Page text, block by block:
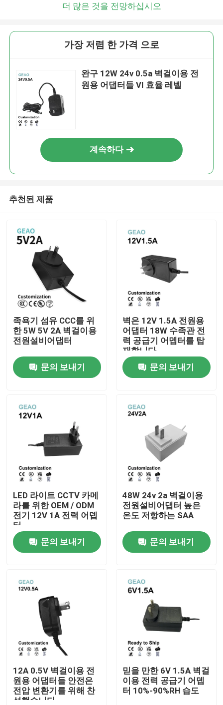
집
제품
비디오
회사 소개
공장 여행
문의하기
인용문을 요구하세요
벽걸이용 전원용 어댑터들
데스크탑 전원용 어댑터
더 많은 것을 전망하십시오
가장 저렴 한 가격 으로
완구 12W 24v 0.5a 벽걸이용 전
원용 어댑터들 VI 효율 레벨
계속하다
추천된 제품
족욕기 섬유 CCC를 위
한 5W 5V 2A 벽걸이용
전원설비어댑터
문의 보내기
벽은 12V 1.5A 전원용
어댑터 18W 수족관 전
력 공급기 어뎁터를 탑
재합니다
문의 보내기
LED 라이트 CCTV 카메
라를 위한 OEM / ODM
전기 12V 1A 전력 어뎁
터
문의 보내기
48W 24v 2a 벽걸이용
전원설비어댑터 높은
온도 저항하는 SAA
문의 보내기
12A 0.5V 벽걸이용 전
원용 어댑터들 안전은
전압 변환기를 위해 찬
성했습니다
믿을 만한 6V 1.5A 벽걸
이용 전력 공급기 어뎁
터 10%-90%RH 습도